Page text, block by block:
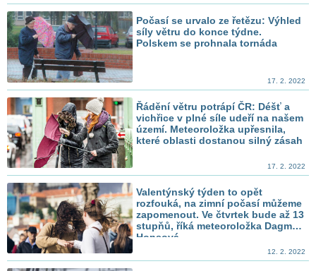
Počasí se urvalo ze řetězu: Výhled
síly větru do konce týdne.
Polskem se prohnala tornáda
17. 2. 2022
Řádění větru potrápí ČR: Déšť a
vichřice v plné síle udeří na našem
území. Meteoroložka upřesnila,
které oblasti dostanou silný zásah
17. 2. 2022
Valentýnský týden to opět
rozfouká, na zimní počasí můžeme
zapomenout. Ve čtvrtek bude až 13
stupňů, říká meteoroložka Dagmar
Honsová
12. 2. 2022